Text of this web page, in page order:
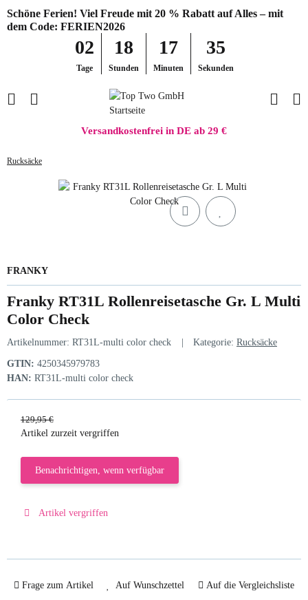
Schöne Ferien! Viel Freude mit 20 % Rabatt auf Alles – mit
dem Code: FERIEN2026
02
Tage
18
Stunden
17
Minuten
35
Sekunden
Versandkostenfrei in DE ab 29 €
Rucksäcke
FRANKY
Franky RT31L Rollenreisetasche Gr. L Multi
Color Check
Artikelnummer: RT31L-multi color check Kategorie: Rucksäcke
GTIN: 4250345979783
HAN: RT31L-multi color check
129,95 €
Artikel zurzeit vergriffen
Benachrichtigen, wenn verfügbar
Artikel vergriffen
Frage zum Artikel Auf Wunschzettel Auf die Vergleichsliste